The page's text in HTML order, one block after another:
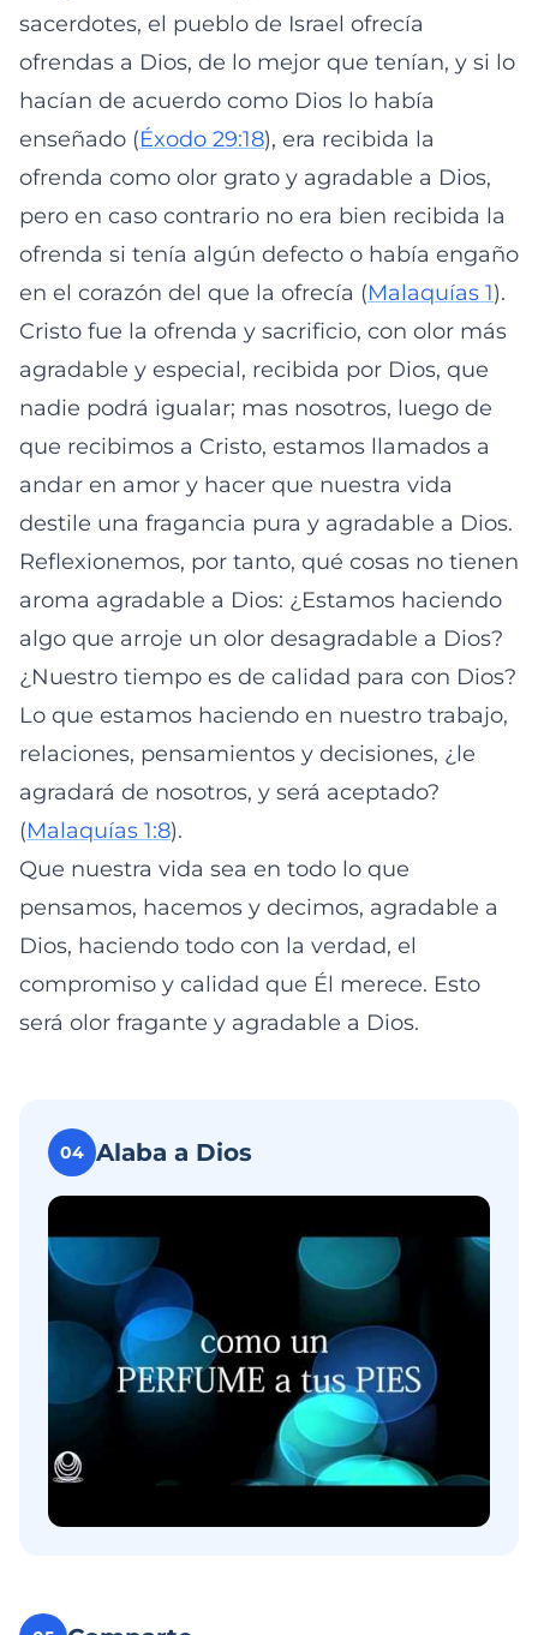
sacerdotes, el pueblo de Israel ofrecía
ofrendas a Dios, de lo mejor que tenían, y si lo
hacían de acuerdo como Dios lo había
enseñado (Éxodo 29:18), era recibida la
ofrenda como olor grato y agradable a Dios,
pero en caso contrario no era bien recibida la
ofrenda si tenía algún defecto o había engaño
en el corazón del que la ofrecía (Malaquías 1).
Cristo fue la ofrenda y sacrificio, con olor más
agradable y especial, recibida por Dios, que
nadie podrá igualar; mas nosotros, luego de
que recibimos a Cristo, estamos llamados a
andar en amor y hacer que nuestra vida
destile una fragancia pura y agradable a Dios.
Reflexionemos, por tanto, qué cosas no tienen
aroma agradable a Dios: ¿Estamos haciendo
algo que arroje un olor desagradable a Dios?
¿Nuestro tiempo es de calidad para con Dios?
Lo que estamos haciendo en nuestro trabajo,
relaciones, pensamientos y decisiones, ¿le
agradará de nosotros, y será aceptado?
(Malaquías 1:8).
Que nuestra vida sea en todo lo que
pensamos, hacemos y decimos, agradable a
Dios, haciendo todo con la verdad, el
compromiso y calidad que Él merece. Esto
será olor fragante y agradable a Dios.
04 Alaba a Dios